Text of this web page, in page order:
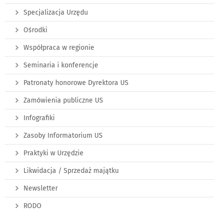
Specjalizacja Urzędu
Ośrodki
Współpraca w regionie
Seminaria i konferencje
Patronaty honorowe Dyrektora US
Zamówienia publiczne US
Infografiki
Zasoby Informatorium US
Praktyki w Urzędzie
Likwidacja / Sprzedaż majątku
Newsletter
RODO